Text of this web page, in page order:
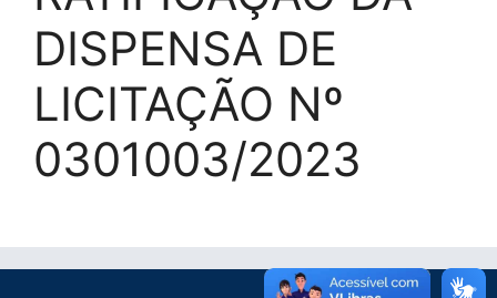
DISPENSA DE
LICITAÇÃO Nº
0301003/2023